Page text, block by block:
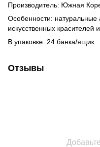
Производитель: Южная
Особенности: натуральные
искусственных красителей
В упаковке: 24 банка/ящик
Отзывы